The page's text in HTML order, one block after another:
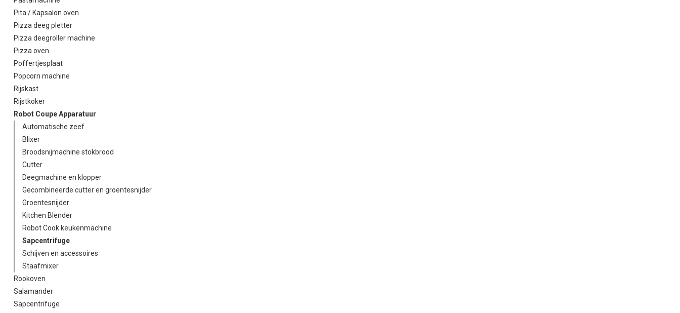
Pita / Kapsalon oven
Pizza deeg pletter
Pizza deegroller machine
Pizza oven
Poffertjesplaat
Popcorn machine
Rijskast
Rijstkoker
Robot Coupe Apparatuur
Automatische zeef
Blixer
Broodsnijmachine stokbrood
Cutter
Deegmachine en klopper
Gecombineerde cutter en groentesnijder
Groentesnijder
Kitchen Blender
Robot Cook keukenmachine
Sapcentrifuge
Schijven en accessoires
Staafmixer
Rookoven
Salamander
Sapcentrifuge